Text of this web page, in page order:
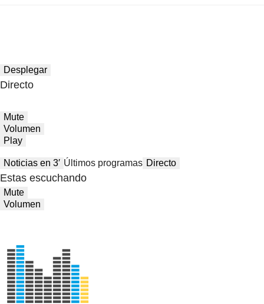
Desplegar
Directo
Mute
Volumen
Play
Noticias en 3′ Últimos programas Directo
Estas escuchando
Mute
Volumen